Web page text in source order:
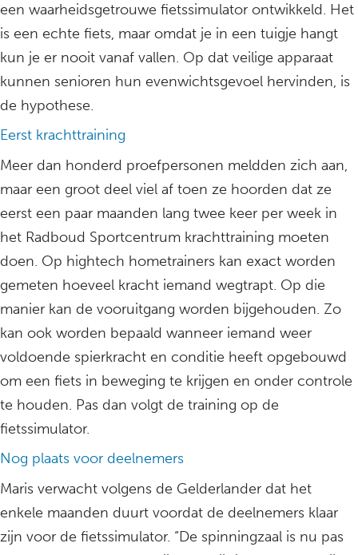
een waarheidsgetrouwe fietssimulator ontwikkeld. Het
is een echte fiets, maar omdat je in een tuigje hangt
kun je er nooit vanaf vallen. Op dat veilige apparaat
kunnen senioren hun evenwichtsgevoel hervinden, is
de hypothese.
Eerst krachttraining
Meer dan honderd proefpersonen meldden zich aan,
maar een groot deel viel af toen ze hoorden dat ze
eerst een paar maanden lang twee keer per week in
het Radboud Sportcentrum krachttraining moeten
doen. Op hightech hometrainers kan exact worden
gemeten hoeveel kracht iemand wegtrapt. Op die
manier kan de vooruitgang worden bijgehouden. Zo
kan ook worden bepaald wanneer iemand weer
voldoende spierkracht en conditie heeft opgebouwd
om een fiets in beweging te krijgen en onder controle
te houden. Pas dan volgt de training op de
fietssimulator.
Nog plaats voor deelnemers
Maris verwacht volgens de Gelderlander dat het
enkele maanden duurt voordat de deelnemers klaar
zijn voor de fietssimulator. “De spinningzaal is nu pas